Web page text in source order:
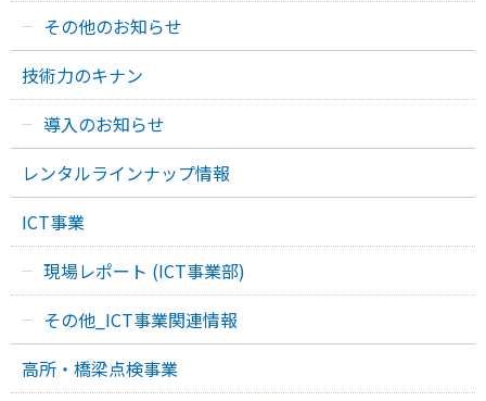
その他のお知らせ
技術力のキナン
導入のお知らせ
レンタルラインナップ情報
ICT事業
現場レポート (ICT事業部)
その他_ICT事業関連情報
高所・橋梁点検事業